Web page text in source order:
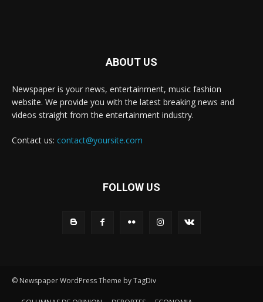
ABOUT US
Newspaper is your news, entertainment, music fashion
website. We provide you with the latest breaking news and
videos straight from the entertainment industry.
Contact us: contact@yoursite.com
FOLLOW US
© Newspaper WordPress Theme by TagDiv